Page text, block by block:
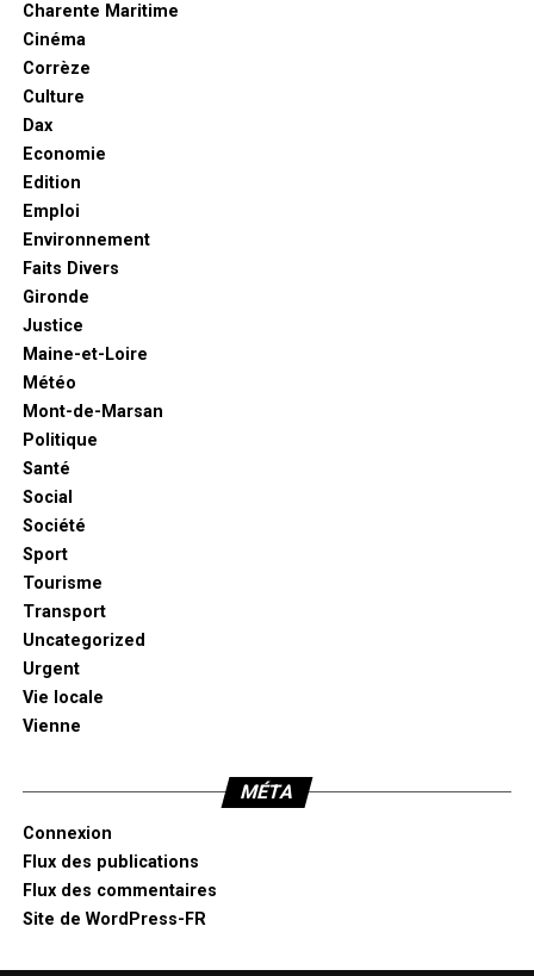
Charente Maritime
Cinéma
Corrèze
Culture
Dax
Economie
Edition
Emploi
Environnement
Faits Divers
Gironde
Justice
Maine-et-Loire
Météo
Mont-de-Marsan
Politique
Santé
Social
Société
Sport
Tourisme
Transport
Uncategorized
Urgent
Vie locale
Vienne
MÉTA
Connexion
Flux des publications
Flux des commentaires
Site de WordPress-FR